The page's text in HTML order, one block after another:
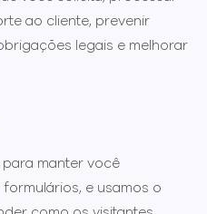
ao cliente, prevenir
legais e melhorar
manter você
e usamos o